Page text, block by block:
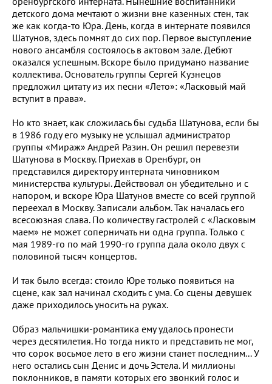
детского дома мечтают о жизни вне казенных стен, так
же как когда-то Юра. День, когда в интернате появился
Шатунов, здесь помнят до сих пор. Первое выступление
нового ансамбля состоялось в актовом зале. Дебют
оказался успешным. Вскоре было придумано название
коллектива. Основатель группы Сергей Кузнецов
предложил цитату из их песни «Лето»: «Ласковый май
вступит в права».
Но кто знает, как сложилась бы судьба Шатунова, если бы
в 1986 году его музыку не услышал администратор
группы «Мираж» Андрей Разин. Он решил перевезти
Шатунова в Москву. Приехав в Оренбург, он
представился директору интерната чиновником
министерства культуры. Действовал он убедительно и с
напором, и вскоре Юра Шатунов вместе со всей группой
переехал в Москву. Записали альбом. Так началась его
всесоюзная слава. По количеству гастролей с «Ласковым
маем» не может соперничать ни одна группа. Только с
мая 1989-го по май 1990-го группа дала около двух с
половиной тысяч концертов.
И так было всегда: стоило Юре только появиться на
сцене, как зал начинал сходить с ума. Со сцены девушек
даже приходилось уносить на руках.
Образ мальчишки-романтика ему удалось пронести
через десятилетия. Но тогда никто и представить не мог,
что сорок восьмое лето в его жизни станет последним... У
него остались сын Денис и дочь Эстела. И миллионы
поклонников, в памяти которых его звонкий голос и